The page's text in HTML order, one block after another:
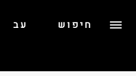
חיפוש עב